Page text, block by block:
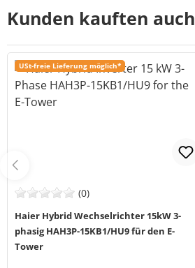
Kunden kauften auch
USt-freie Lieferung möglich*
(0)
Haier Hybrid Wechselrichter 15kW 3-
phasig HAH3P-15KB1/HU9 für den E-
Tower